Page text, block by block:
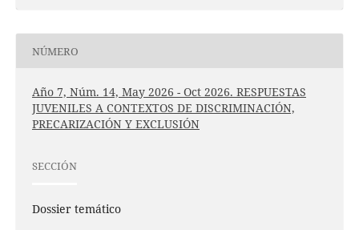
NÚMERO
Año 7, Núm. 14, May 2026 - Oct 2026. RESPUESTAS
JUVENILES A CONTEXTOS DE DISCRIMINACIÓN,
PRECARIZACIÓN Y EXCLUSIÓN
SECCIÓN
Dossier temático